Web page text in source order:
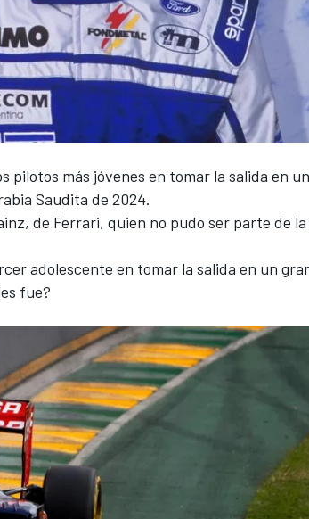
pilotos más jóvenes en tomar la salida en
Saudita de 2024.
, de Ferrari, quien no pudo ser parte de
adolescente en tomar la salida en un
fue?